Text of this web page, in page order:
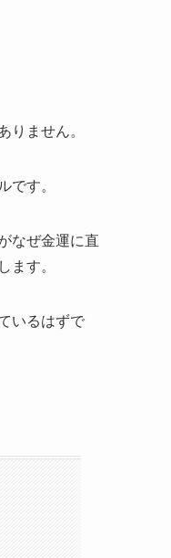
りません。
です。
なぜ金運に直
ます。
いるはずで